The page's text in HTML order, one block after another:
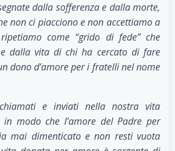
dalla sofferenza e dalla morte,
non ci piacciono e non accettiamo a
come “grido di fede” che
dalla vita di chi ha cercato di fare
dono d’amore per i fratelli nel nome
e inviati nella nostra vita
modo che l’amore del Padre per
mai dimenticato e non resti vuota